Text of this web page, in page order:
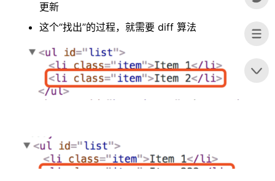
更新
这个“找出”的过程，就需要 diff 算法